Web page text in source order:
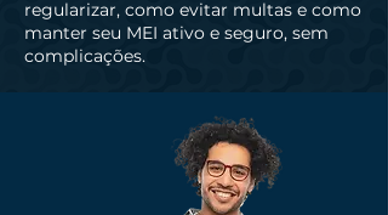
regularizar, como evitar multas e como
manter seu MEI ativo e seguro, sem
complicações.